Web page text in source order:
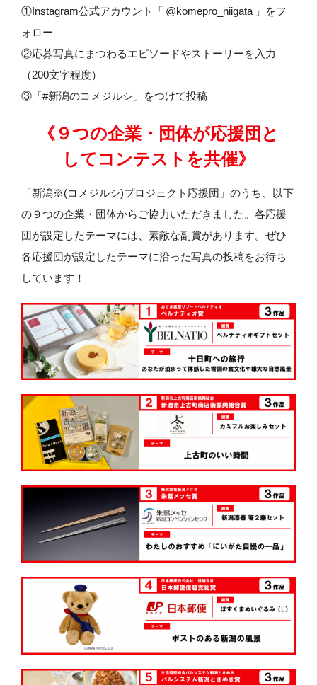
①Instagram公式アカウント「 @komepro_niigata 」をフ
ォロー
②応募写真にまつわるエピソードやストーリーを入力
（200文字程度）
③「#新潟のコメジルシ」をつけて投稿
《９つの企業・団体が応援団と
してコンテストを共催》
「新潟※(コメジルシ)プロジェクト応援団」のうち、以下
の９つの企業・団体からご協力いただきました。各応援
団が設定したテーマには、素敵な副賞があります。ぜひ
各応援団が設定したテーマに沿った写真の投稿をお待ち
しています！